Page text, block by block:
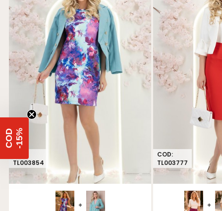
TL003854
+
COD:
TL003777
+
C
O
D
-
1
5 %